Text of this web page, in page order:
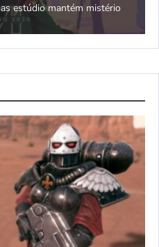
oriental e dragões da sorte